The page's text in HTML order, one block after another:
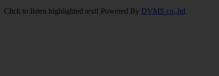
Click to listen highlighted text! Powered By DVMS co.,ltd